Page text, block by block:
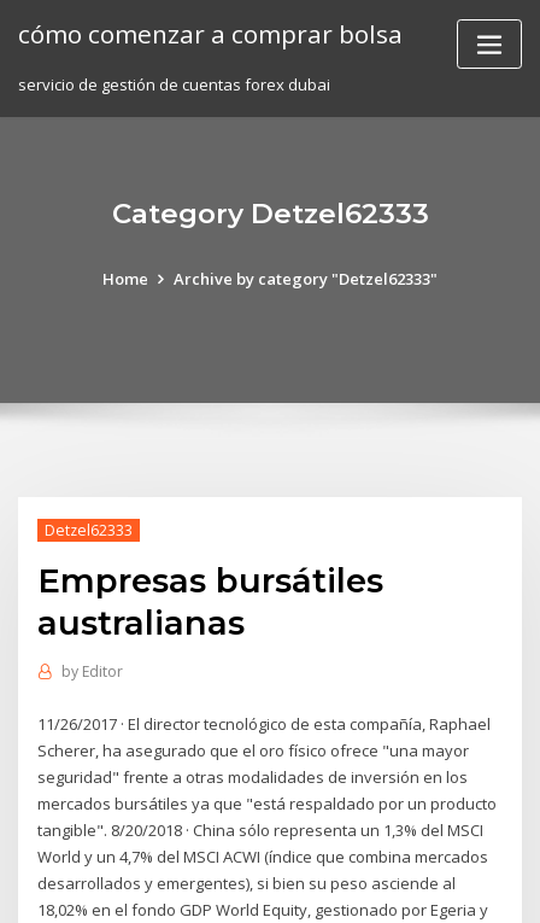
cómo comenzar a comprar bolsa
servicio de gestión de cuentas forex dubai
Category Detzel62333
Home Archive by category "Detzel62333"
Detzel62333
Empresas bursátiles
australianas
by Editor
11/26/2017 · El director tecnológico de esta compañía, Raphael
Scherer, ha asegurado que el oro físico ofrece "una mayor
seguridad" frente a otras modalidades de inversión en los
mercados bursátiles ya que "está respaldado por un producto
tangible". 8/20/2018 · China sólo representa un 1,3% del MSCI
World y un 4,7% del MSCI ACWI (índice que combina mercados
desarrollados y emergentes), si bien su peso asciende al
18,02% en el fondo GDP World Equity, gestionado por Egeria y